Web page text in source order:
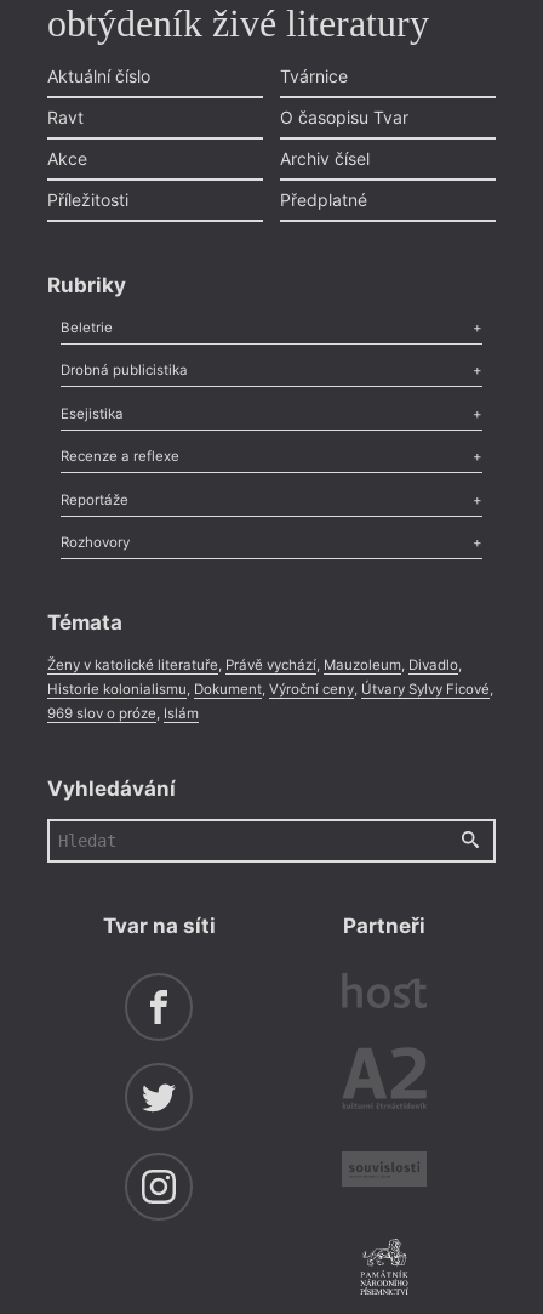
obtýdeník živé literatury
Aktuální číslo
Ravt
Akce
Příležitosti
Tvárnice
O časopisu Tvar
Archiv čísel
Předplatné
Rubriky
Beletrie
Poezie,Próza,Dokumenty
Drobná publicistika
Odlesk
Nekrolog,Glosa,Sloupek,Pozvánka,Literární soutěž,
Esejistika
Esej ,Pádlo,Úvaha
Recenze a reflexe
Recenze
Méně slov o próze,Celá rubrika
Reportáže
Literární zítřky
Celá rubrika
Rozhovory
Témata
Ženy v katolické literatuře, Právě vychází, Mauzoleum, Divadlo,
Historie kolonialismu, Dokument, Výroční ceny, Útvary Sylvy Ficové,
969 slov o próze, Islám
Vyhledávání
Tvar na síti Partneři